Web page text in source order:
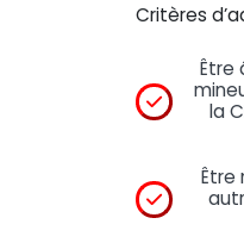
Critères
Être
la
Être